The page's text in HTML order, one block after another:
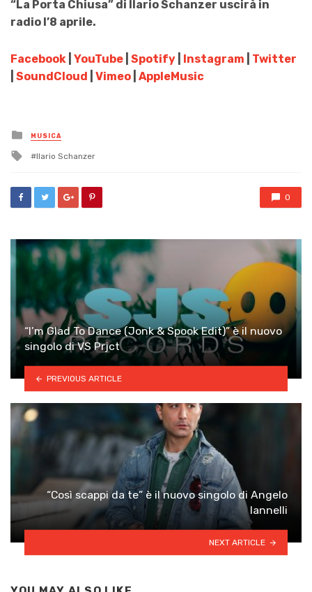
“La Porta Chiusa” di Ilario Schanzer uscirà in
radio l’8 aprile.
Facebook YouTube Spotify Instagram
Twitter
SoundCloud Vimeo AppleMusic
Posted
in
MUSICA
Tagged
Ilario Schanzer
0
“I’m Glad To Dance (Jonk & Spook Edit)” è il nuovo
singolo di VS Prjct
PREVIOUS ARTICLE
“Così scappi da te” è il nuovo singolo di Angelo
Iannelli
NEXT ARTICLE